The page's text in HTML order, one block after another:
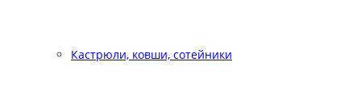
Кастрюли, ковши, сотейники